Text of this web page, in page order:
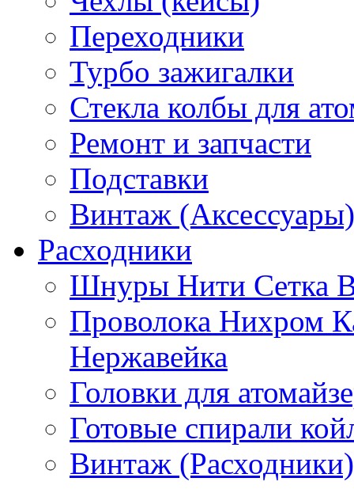
Переходники
Турбо зажигалки
Стекла колбы для
Ремонт и запчасти
Подставки
Винтаж (Аксессуары)
Расходники
Шнуры Нити Сетка
Проволока Нихром
Нержавейка
Головки для
Готовые спирали
Винтаж (Расходники)